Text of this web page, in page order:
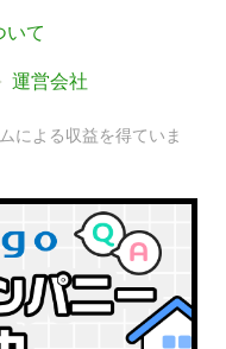
いて
運営会社
による収益を得ていま